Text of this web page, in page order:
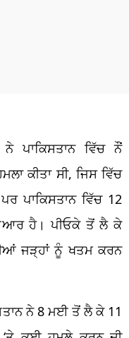
ਪਾਕਿਸਤਾਨ ਵਿੱਚ ਨੌਂ
ਕੀਤਾ ਸੀ, ਜਿਸ ਵਿੱਚ
ਪਾਕਿਸਤਾਨ ਵਿੱਚ 12
ਹੈ। ਪੀਓਕੇ ਤੋਂ ਲੈ ਕੇ
ਜੜ੍ਹਾਂ ਨੂੰ ਖਤਮ ਕਰਨ
ਨੇ 8 ਮਈ ਤੋਂ ਲੈ ਕੇ 11